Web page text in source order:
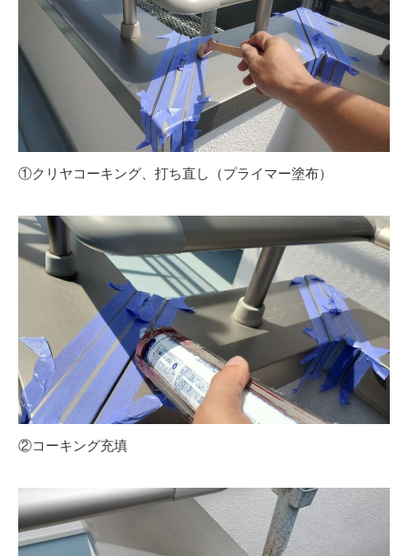
①クリヤコーキング、打ち直し（プライマー塗布）
②コーキング充填